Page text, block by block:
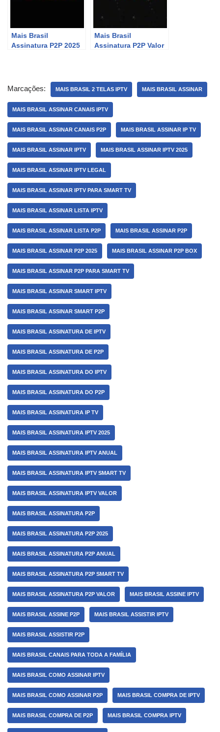
Mais Brasil
Assinatura P2P 2025
Mais Brasil
Assinatura P2P Valor
Marcações: MAIS BRASIL 2 TELAS IPTV MAIS BRASIL ASSINAR
MAIS BRASIL ASSINAR CANAIS IPTV
MAIS BRASIL ASSINAR CANAIS P2P MAIS BRASIL ASSINAR IP TV
MAIS BRASIL ASSINAR IPTV MAIS BRASIL ASSINAR IPTV 2025
MAIS BRASIL ASSINAR IPTV LEGAL
MAIS BRASIL ASSINAR IPTV PARA SMART TV
MAIS BRASIL ASSINAR LISTA IPTV
MAIS BRASIL ASSINAR LISTA P2P MAIS BRASIL ASSINAR P2P
MAIS BRASIL ASSINAR P2P 2025 MAIS BRASIL ASSINAR P2P BOX
MAIS BRASIL ASSINAR P2P PARA SMART TV
MAIS BRASIL ASSINAR SMART IPTV
MAIS BRASIL ASSINAR SMART P2P
MAIS BRASIL ASSINATURA DE IPTV
MAIS BRASIL ASSINATURA DE P2P
MAIS BRASIL ASSINATURA DO IPTV
MAIS BRASIL ASSINATURA DO P2P
MAIS BRASIL ASSINATURA IP TV
MAIS BRASIL ASSINATURA IPTV 2025
MAIS BRASIL ASSINATURA IPTV ANUAL
MAIS BRASIL ASSINATURA IPTV SMART TV
MAIS BRASIL ASSINATURA IPTV VALOR
MAIS BRASIL ASSINATURA P2P
MAIS BRASIL ASSINATURA P2P 2025
MAIS BRASIL ASSINATURA P2P ANUAL
MAIS BRASIL ASSINATURA P2P SMART TV
MAIS BRASIL ASSINATURA P2P VALOR MAIS BRASIL ASSINE IPTV
MAIS BRASIL ASSINE P2P MAIS BRASIL ASSISTIR IPTV
MAIS BRASIL ASSISTIR P2P
MAIS BRASIL CANAIS PARA TODA A FAMÍLIA
MAIS BRASIL COMO ASSINAR IPTV
MAIS BRASIL COMO ASSINAR P2P MAIS BRASIL COMPRA DE IPTV
MAIS BRASIL COMPRA DE P2P MAIS BRASIL COMPRA IPTV